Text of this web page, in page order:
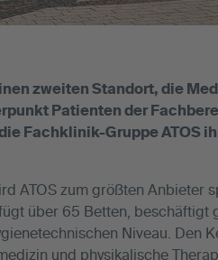
zweiten Standort, die
Patienten der
Fachklinik-Gruppe ATOS
ATOS zum größten Anbieter
über 65 Betten, beschäftigt
Niveau. Den
und physikalische